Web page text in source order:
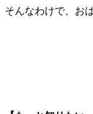
そんなわけで、お